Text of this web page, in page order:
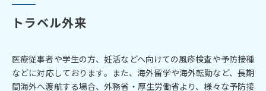
トラベル外来
医療従事者や学生の方、妊活などへ向けての風疹検査や予防接種
などに対応しております。また、海外留学や海外転勤など、長期
間海外へ渡航する場合、外務省・厚生労働省より、様々な予防接